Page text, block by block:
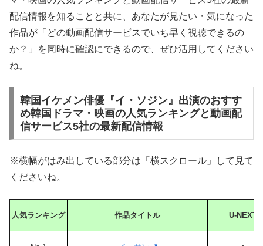
配信情報を知ることと共に、あなたが見たい・気になった
作品が「どの動画配信サービスでいち早く視聴できるの
か？」を同時に確認にできるので、ぜひ活用してください
ね。
韓国イケメン俳優『イ・ソジン』出演のおすす
め韓国ドラマ・映画の人気ランキングと動画配
信サービス5社の最新配信情報
※横幅がはみ出している部分は「横スクロール」して見て
くださいね。
人気ランキング 作品タイトル U-NEXT